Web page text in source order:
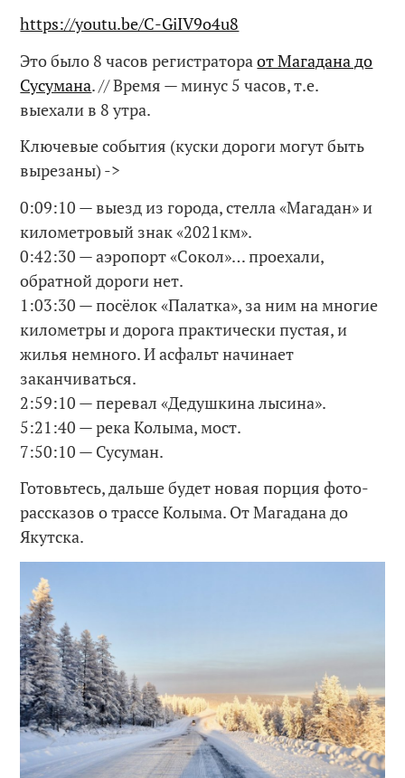
https://youtu.be/C-GiIV9o4u8
Это было 8 часов регистратораот Магадана до
Сусумана. // Время — минус 5 часов, т.е.
выехали в 8 утра.
Ключевые события (куски дороги могут быть
вырезаны) ->
0:09:10 — выезд из города, стелла «Магадан» и
километровый знак «2021км».
0:42:30 — аэропорт «Сокол»… проехали,
обратной дороги нет.
1:03:30 — посёлок «Палатка», за ним на многие
километры и дорога практически пустая, и
жилья немного. И асфальт начинает
заканчиваться.
2:59:10 — перевал «Дедушкина лысина».
5:21:40 — река Колыма, мост.
7:50:10 — Сусуман.
Готовьтесь, дальше будет новая порция фото-
рассказов о трассе Колыма. От Магадана до
Якутска.